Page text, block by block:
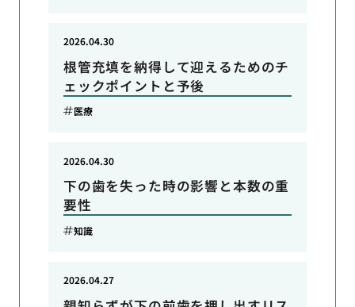
根管充填を納得して迎えるためのチ
ェックポイントと予後
2026.04.30
医療
下の歯を失った時の影響と本数の重
要性
2026.04.30
知識
2026.04.27